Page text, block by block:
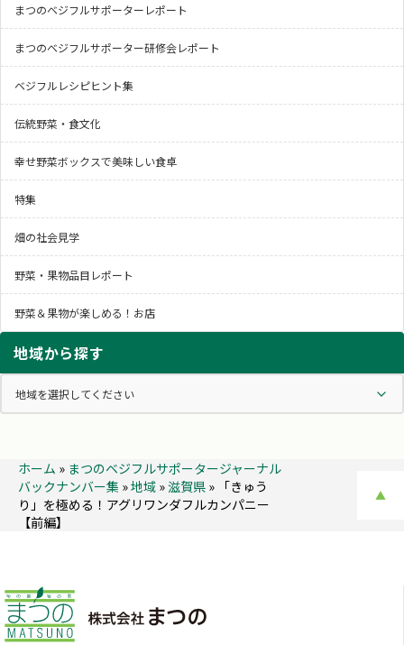
まつのベジフルサポーターレポート
まつのベジフルサポーター研修会レポート
ベジフルレシピヒント集
伝統野菜・食文化
幸せ野菜ボックスで美味しい食卓
特集
畑の社会見学
野菜・果物品目レポート
野菜＆果物が楽しめる！お店
地域から探す
ホーム » まつのベジフルサポータージャーナル
バックナンバー集 »地域 »滋賀県 » 「きゅう
り」を極める！アグリワンダフルカンパニー
【前編】
▲